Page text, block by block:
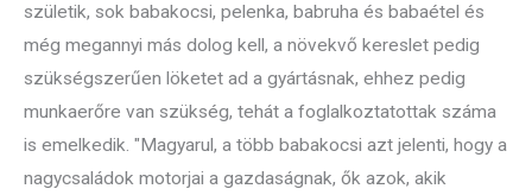
születik, sok babakocsi, pelenka, babruha és babaétel és
még megannyi más dolog kell, a növekvő kereslet pedig
szükségszerűen löketet ad a gyártásnak, ehhez pedig
munkaerőre van szükség, tehát a foglalkoztatottak száma
is emelkedik. "Magyarul, a több babakocsi azt jelenti, hogy a
nagycsaládok motorjai a gazdaságnak, ők azok, akik